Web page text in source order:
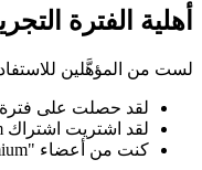
أهلية الفترة
لست من المؤهَّلين
لقد حصلت على فترة
لقد اشتريت اشتراك Premium من قبل
كنت من أعضاء "Premium للعائلة" أو "Premium للثنائي"